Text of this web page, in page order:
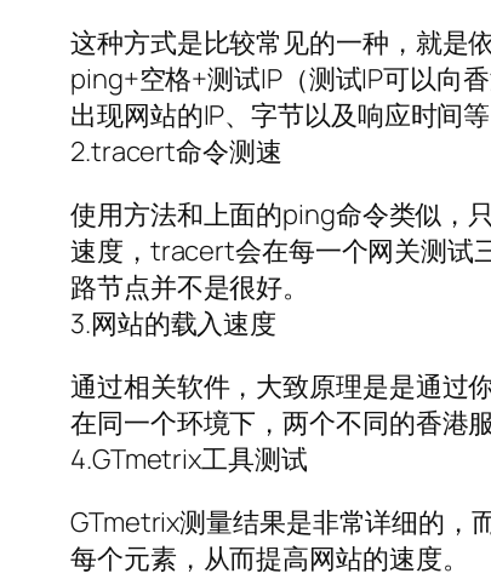
这种方式是比较常见的一种，就是
ping+空格+测试IP（测试IP可以向
出现网站的IP、字节以及响应时间
2.tracert命令测速
使用方法和上面的ping命令类似，
速度，tracert会在每一个网关测试
路节点并不是很好。
3.网站的载入速度
通过相关软件，大致原理是是通过
在同一个环境下，两个不同的香港
4.GTmetrix工具测试
GTmetrix测量结果是非常详细的，
每个元素，从而提高网站的速度。